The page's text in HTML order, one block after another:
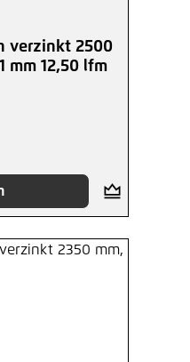
verzinkt 2500
mm 12,50 lfm